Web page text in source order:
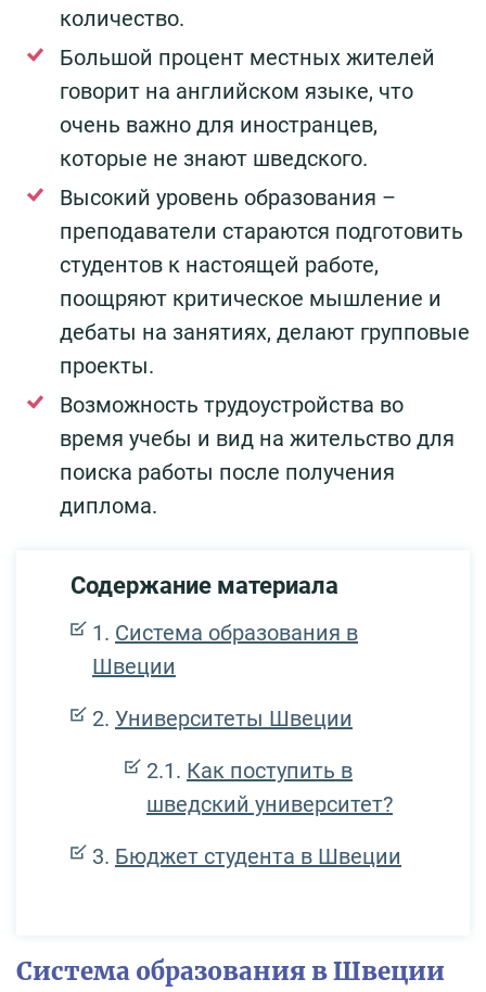
количество.
Большой процент местных жителей
говорит на английском языке, что
очень важно для иностранцев,
которые не знают шведского.
Высокий уровень образования –
преподаватели стараются подготовить
студентов к настоящей работе,
поощряют критическое мышление и
дебаты на занятиях, делают групповые
проекты.
Возможность трудоустройства во
время учебы и вид на жительство для
поиска работы после получения
диплома.
Содержание материала
Система образования в
Швеции
Университеты Швеции
Как поступить в
шведский университет?
Бюджет студента в Швеции
Система образования в Швеции